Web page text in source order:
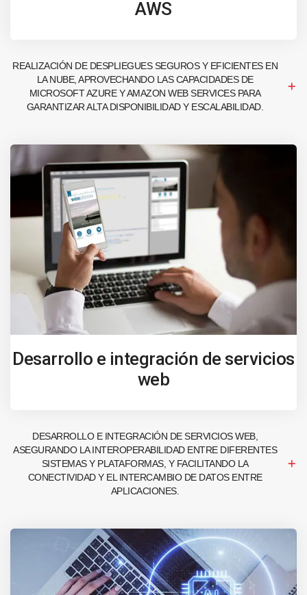
AWS
REALIZACIÓN DE DESPLIEGUES SEGUROS Y EFICIENTES EN
LA NUBE, APROVECHANDO LAS CAPACIDADES DE
MICROSOFT AZURE Y AMAZON WEB SERVICES PARA
GARANTIZAR ALTA DISPONIBILIDAD Y ESCALABILIDAD.
Desarrollo e integración de servicios
web
DESARROLLO E INTEGRACIÓN DE SERVICIOS WEB,
ASEGURANDO LA INTEROPERABILIDAD ENTRE DIFERENTES
SISTEMAS Y PLATAFORMAS, Y FACILITANDO LA
CONECTIVIDAD Y EL INTERCAMBIO DE DATOS ENTRE
APLICACIONES.